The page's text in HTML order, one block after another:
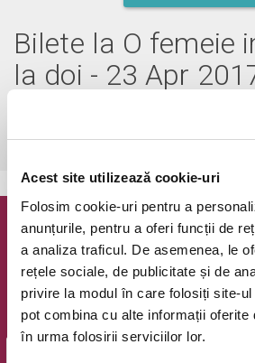
Acest site utilizează cookie-uri
Folosim cookie-uri pentru a
anunțurile, pentru a oferi funcții de
a analiza traficul. De asemenea, le
rețele sociale, de publicitate și de
privire la modul în care folosiți site-
pot combina cu alte informații oferite
în urma folosirii serviciilor lor.
Bilete la O femeie
la doi - 23 Apr
Bucuresti, The Hubvezi pe harta
Newsletter @
Oferte exclusive si o editie
evenimente.
Email